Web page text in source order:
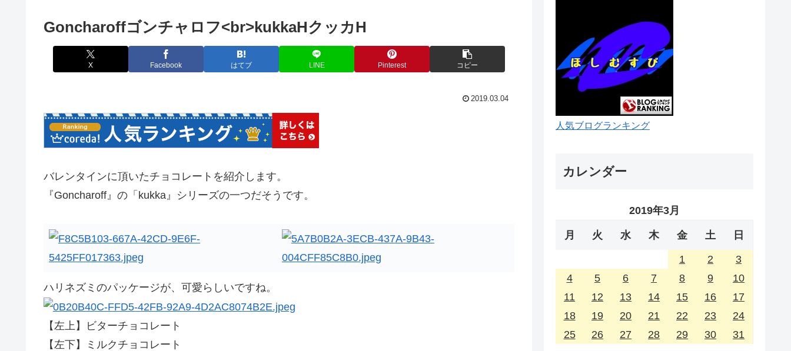
Goncharoffゴンチャロフ<br>kukkaHクッカH
X Facebook はてブ LINE Pinterest コピー
2019.03.04
バレンタインに頂いたチョコレートを紹介します。
『Goncharoff』の「kukka』シリーズの一つだそうです。
ハリネズミのパッケージが、可愛らしいですね。
【左上】ビターチョコレート
【左下】ミルクチョコレート
人気ブログランキング
カレンダー
2019年3月
月 火 水 木 金 土 日
1 2
3
4
5 6 7 8 9
10
11
12 13 14 15 16
17
18
19 20 21 22 23
24
25
26 27 28 29 30 31